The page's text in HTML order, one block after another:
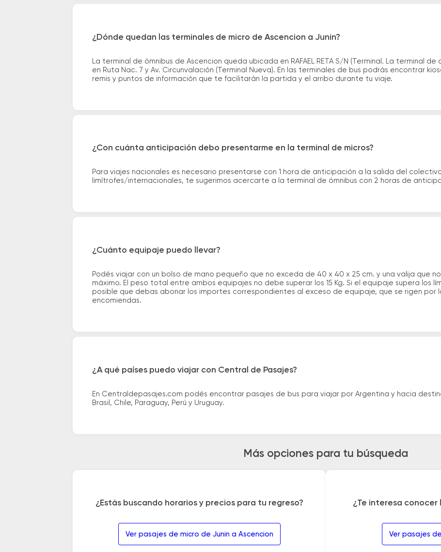
¿Dónde quedan las terminales de micro de Ascencion a Junin?
La terminal de ómnibus de Ascencion queda ubicada en RAFAEL RETA S/N (Terminal. La terminal
en Ruta Nac. 7 y Av. Circunvalación (Terminal Nueva). En las terminales de bus podrás encontrar
remis y puntos de información que te facilitarán la partida y el arribo durante tu viaje.
¿Con cuánta anticipación debo presentarme en la terminal de micros?
Para viajes nacionales es necesario presentarse con 1 hora de anticipación a la salida del
limítrofes/internacionales, te sugerimos acercarte a la terminal de ómnibus con 2 horas de
¿Cuánto equipaje puedo llevar?
Podés viajar con un bolso de mano pequeño que no exceda de 40 x 40 x 25 cm. y una valija que
máximo. El peso total entre ambos equipajes no debe superar los 15 Kg. Si el equipaje supera los
posible que debas abonar los importes correspondientes al exceso de equipaje, que se rigen por
encomiendas.
¿A qué países puedo viajar con Central de Pasajes?
En Centraldepasajes.com podés encontrar pasajes de bus para viajar por Argentina y hacia
Brasil, Chile, Paraguay, Perú y Uruguay.
Más opciones para tu búsqueda
¿Estás buscando horarios y precios para tu regreso?
Ver pasajes de micro de Junin a Ascencion
¿Te interesa conocer
Ver pasajes